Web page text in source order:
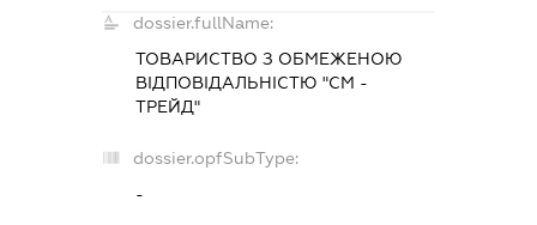
dossier.fullName:
ТОВАРИСТВО З ОБМЕЖЕНОЮ
ВІДПОВІДАЛЬНІСТЮ "СМ -
ТРЕЙД"
dossier.opfSubType:
-